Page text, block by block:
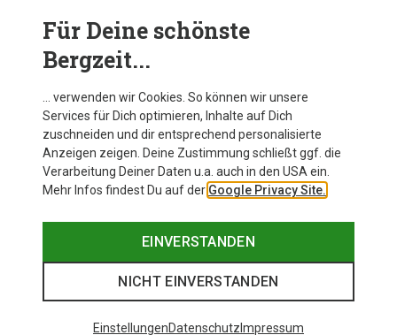
Du sparst 61%
Für Deine schönste
Bergzeit...
… verwenden wir Cookies. So können wir unsere
Services für Dich optimieren, Inhalte auf Dich
zuschneiden und dir entsprechend personalisierte
Anzeigen zeigen. Deine Zustimmung schließt ggf. die
Verarbeitung Deiner Daten u.a. auch in den USA ein.
Mehr Infos findest Du auf der Google Privacy Site.
EINVERSTANDEN
NICHT EINVERSTANDEN
EinstellungenDatenschutz Impressum